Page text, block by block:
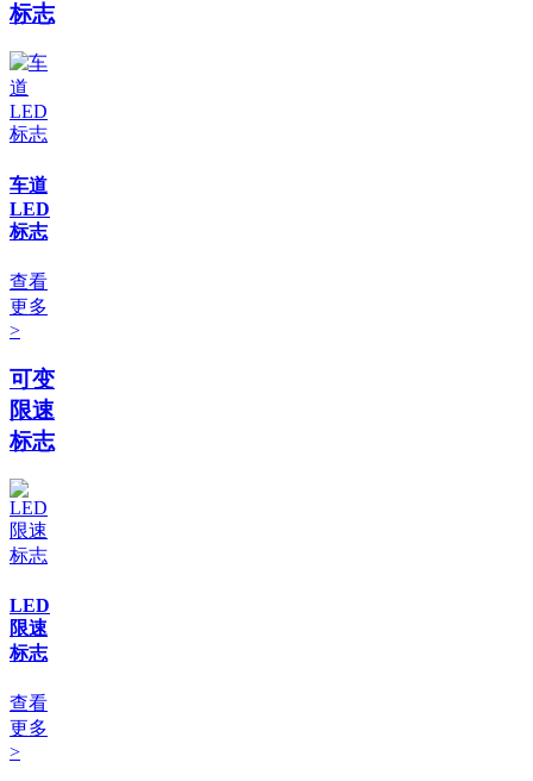
标志
车道
LED
标志
查看
更多
>
可变
限速
标志
LED
限速
标志
查看
更多
>